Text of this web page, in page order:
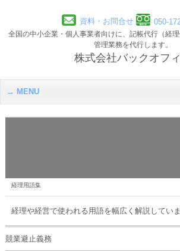
資料・お問合せ 050-
全国の中小企業・個人事業者向けに、記帳代行（経
管理業務を代行します。
株式会社バックオフ
MENU
経理用語集
経理や経営で使われる用語を幅広く解説していま
競業避止義務